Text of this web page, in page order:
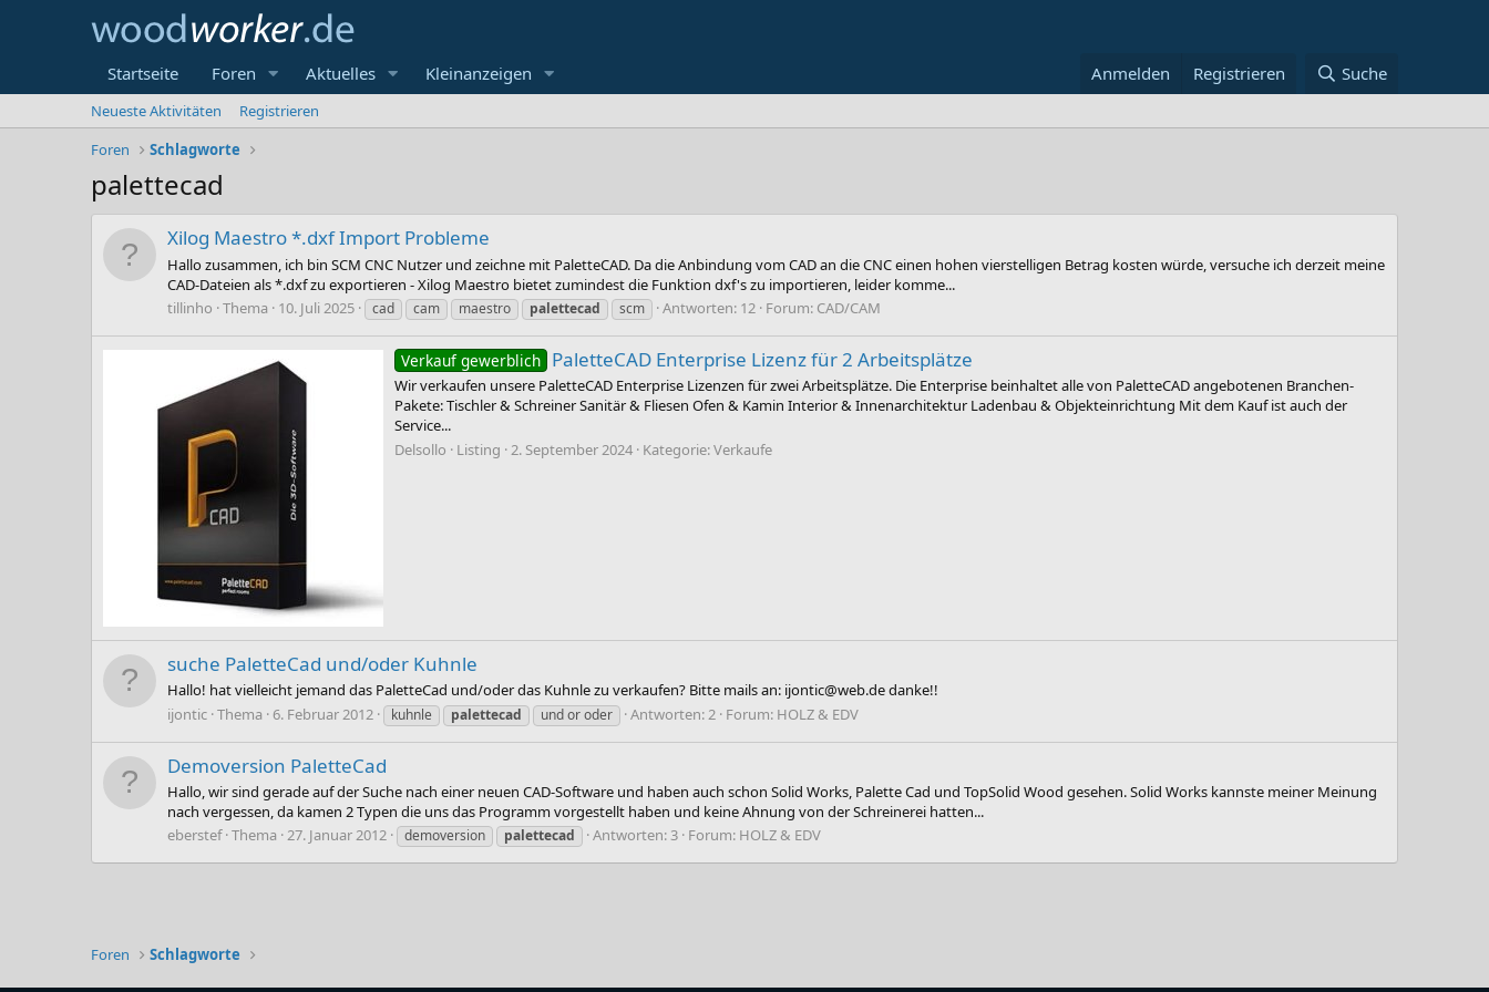
Startseite Foren Aktuelles Kleinanzeigen Anmelden Registrieren Suche
Neueste Aktivitäten
Registrieren
Foren
Schlagworte
palettecad
Xilog Maestro *.dxf Import Probleme
Hallo zusammen, ich bin SCM CNC Nutzer und zeichne mit PaletteCAD. Da die Anbindung vom CAD an die CNC einen hohen vierstelligen Betrag kosten würde, versuche ich derzeit meine
CAD-Dateien als *.dxf zu exportieren - Xilog Maestro bietet zumindest die Funktion dxf's zu importieren, leider komme...
tillinho Thema 10. Juli 2025 cad cam maestro palettecad scm Antworten: 12 Forum: CAD/CAM
Verkauf gewerblich PaletteCAD Enterprise Lizenz für 2 Arbeitsplätze
Wir verkaufen unsere PaletteCAD Enterprise Lizenzen für zwei Arbeitsplätze. Die Enterprise beinhaltet alle von PaletteCAD angebotenen Branchen-
Pakete: Tischler & Schreiner Sanitär & Fliesen Ofen & Kamin Interior & Innenarchitektur Ladenbau & Objekteinrichtung Mit dem Kauf ist auch der
Service...
Delsollo
Listing 2. September 2024 Kategorie:Verkaufe
suche PaletteCad und/oder Kuhnle
Hallo! hat vielleicht jemand das PaletteCad und/oder das Kuhnle zu verkaufen? Bitte mails an: ijontic@web.de danke!!
ijontic Thema 6. Februar 2012 kuhnle palettecad und or oder Antworten: 2 Forum: HOLZ & EDV
Demoversion PaletteCad
Hallo, wir sind gerade auf der Suche nach einer neuen CAD-Software und haben auch schon Solid Works, Palette Cad und TopSolid Wood gesehen. Solid Works kannste meiner Meinung
nach vergessen, da kamen 2 Typen die uns das Programm vorgestellt haben und keine Ahnung von der Schreinerei hatten...
eberstef Thema 27. Januar 2012 demoversion palettecad Antworten: 3 Forum: HOLZ & EDV
Foren Schlagworte